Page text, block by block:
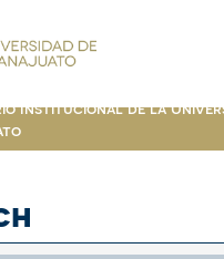
Institucional de la